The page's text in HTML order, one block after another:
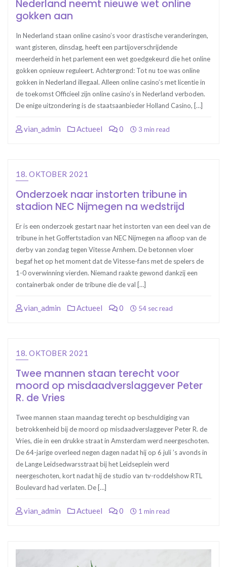
Nederland neemt nieuwe wet online
gokken aan
In Nederland staan online casino’s voor drastische veranderingen,
want gisteren, dinsdag, heeft een partijoverschrijdende
meerderheid in het parlement een wet goedgekeurd die het online
gokken opnieuw reguleert. Achtergrond: Tot nu toe was online
gokken in Nederland illegaal. Alleen online casino’s met licentie in
de toekomst Officieel zijn online casino’s in Nederland verboden.
De enige uitzondering is de staatsaanbieder Holland Casino, […]
vian_admin Actueel 0 3 min read
18. OKTOBER 2021
Onderzoek naar instorten tribune in
stadion NEC Nijmegen na wedstrijd
Er is een onderzoek gestart naar het instorten van een deel van de
tribune in het Goffertstadion van NEC Nijmegen na afloop van de
derby van zondag tegen Vitesse Arnhem. De betonnen vloer
begaf het op het moment dat de Vitesse-fans met de spelers de
1-0 overwinning vierden. Niemand raakte gewond dankzij een
containerbak onder de tribune die de val […]
vian_admin Actueel 0 54 sec read
18. OKTOBER 2021
Twee mannen staan terecht voor
moord op misdaadverslaggever Peter
R. de Vries
Twee mannen staan maandag terecht op beschuldiging van
betrokkenheid bij de moord op misdaadverslaggever Peter R. de
Vries, die in een drukke straat in Amsterdam werd neergeschoten.
De 64-jarige overleed negen dagen nadat hij op 6 juli ’s avonds in
de Lange Leidsedwarsstraat bij het Leidseplein werd
neergeschoten, kort nadat hij de studio van tv-roddelshow RTL
Boulevard had verlaten. De […]
vian_admin Actueel 0 1 min read